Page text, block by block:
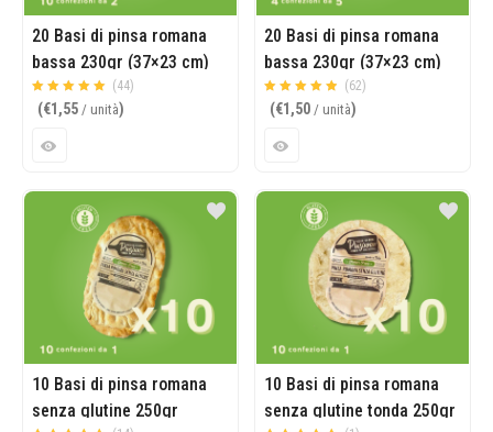
20 Basi di pinsa romana
bassa 230gr (37×23 cm)
Valutato
4.95
su 5
(44)
(€1,55 / unità)
20 Basi di pinsa romana
bassa 230gr (37×23 cm)
Valutato
4.90
su 5
(62)
(€1,50 / unità)
10 Basi di pinsa romana
senza glutine 250gr
10 Basi di pinsa romana
senza glutine tonda 250gr